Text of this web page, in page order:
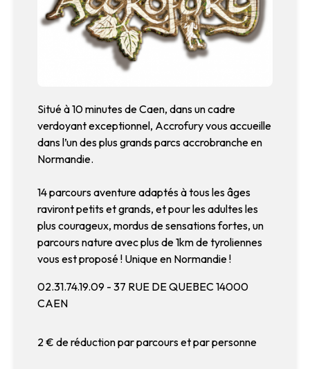
Situé à 10 minutes de Caen, dans un cadre
verdoyant exceptionnel, Accrofury vous accueille
dans l’un des plus grands parcs accrobranche en
Normandie.
14 parcours aventure adaptés à tous les âges
raviront petits et grands, et pour les adultes les
plus courageux, mordus de sensations fortes, un
parcours nature avec plus de 1km de tyroliennes
vous est proposé ! Unique en Normandie !
02.31.74.19.09 - 37 RUE DE QUEBEC 14000
CAEN
2 € de réduction par parcours et par personne